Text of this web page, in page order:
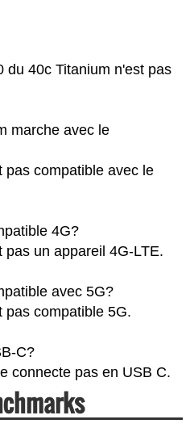
du 40c Titanium n'est pas
marche avec le
pas compatible avec le
4G?
pas un appareil 4G-LTE.
avec 5G?
pas compatible 5G.
C?
connecte pas en USB C.